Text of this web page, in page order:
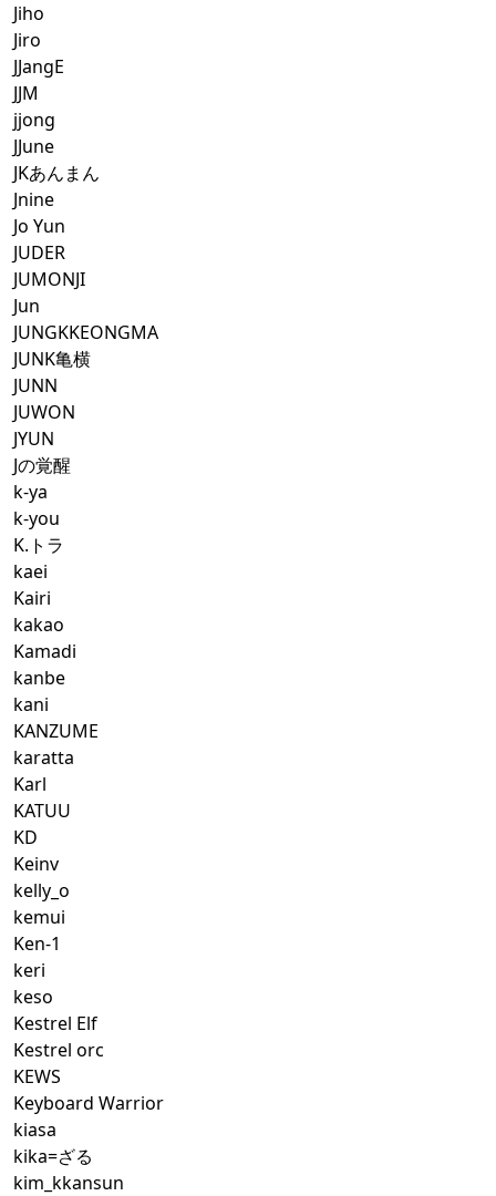
Jiho
Jiro
JJangE
JJM
jjong
JJune
JKあんまん
Jnine
Jo Yun
JUDER
JUMONJI
Jun
JUNGKKEONGMA
JUNK亀横
JUNN
JUWON
JYUN
Jの覚醒
k-ya
k-you
K.トラ
kaei
Kairi
kakao
Kamadi
kanbe
kani
KANZUME
karatta
Karl
KATUU
KD
Keinv
kelly_o
kemui
Ken-1
keri
keso
Kestrel Elf
Kestrel orc
KEWS
Keyboard Warrior
kiasa
kika=ざる
kim_kkansun